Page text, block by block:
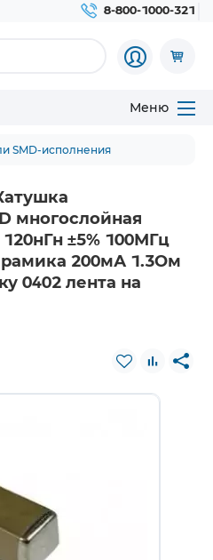
8-800-1000-321
Меню
SMD-исполнения
многослойная
±5% 100МГц
200мА 1.3Ом
0402 лента на